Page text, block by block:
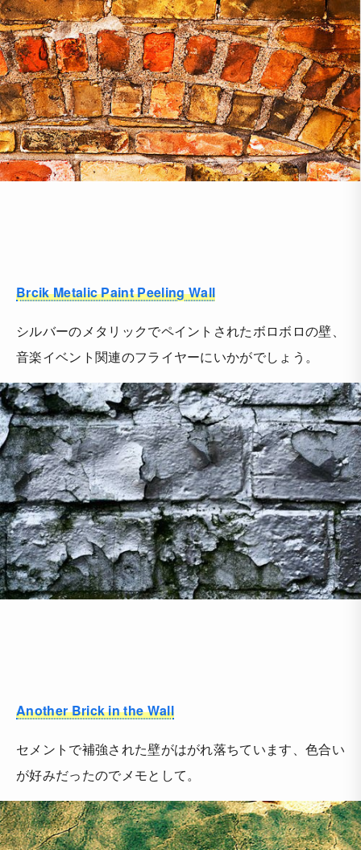
Brcik Metalic Paint Peeling Wall
シルバーのメタリックでペイントされたボロボロの壁、
音楽イベント関連のフライヤーにいかがでしょう。
Another Brick in the Wall
セメントで補強された壁がはがれ落ちています、色合い
が好みだったのでメモとして。